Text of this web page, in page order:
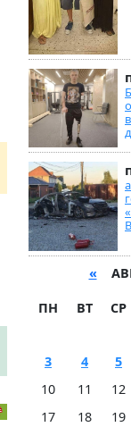
«
ПН ВТ СР
3
4 5
10
11 12
17
18 19